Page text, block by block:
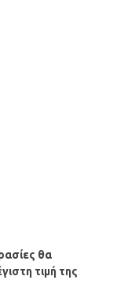
θα
τιμή της